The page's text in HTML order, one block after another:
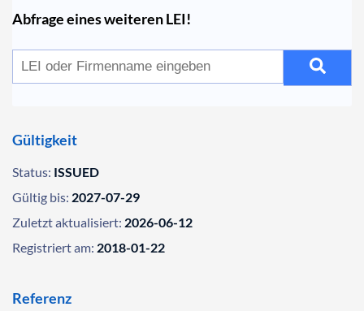
Abfrage eines weiteren LEI!
Gültigkeit
Status: ISSUED
Gültig bis: 2027-07-29
Zuletzt aktualisiert: 2026-06-12
Registriert am: 2018-01-22
Referenz